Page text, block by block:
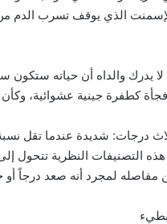
الإسمنت الذي يوقف تسرب الدم
يدرك والداه أن حياته ستكون
كطفرة جينية عشوائية، وكأن
درجات: شديدة عندما تقل
التصنيفات النظرية تتحول
مفاصله لمجرد أنه صعد